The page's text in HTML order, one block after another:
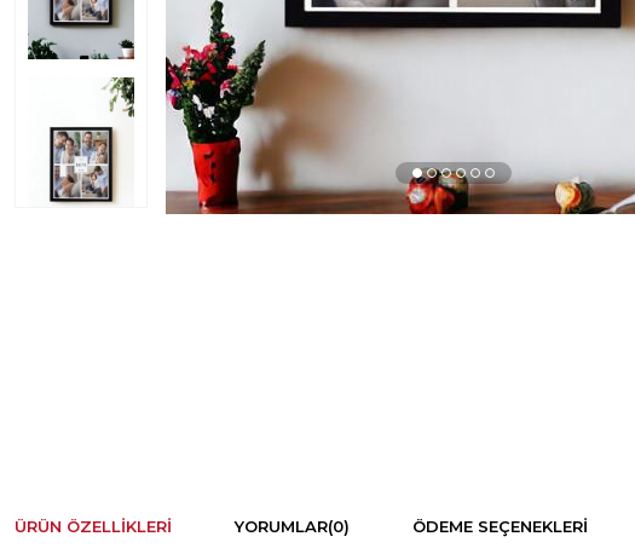
ÜRÜN ÖZELLIKLERI YORUMLAR(0) ÖDEME SEÇENEKLERI